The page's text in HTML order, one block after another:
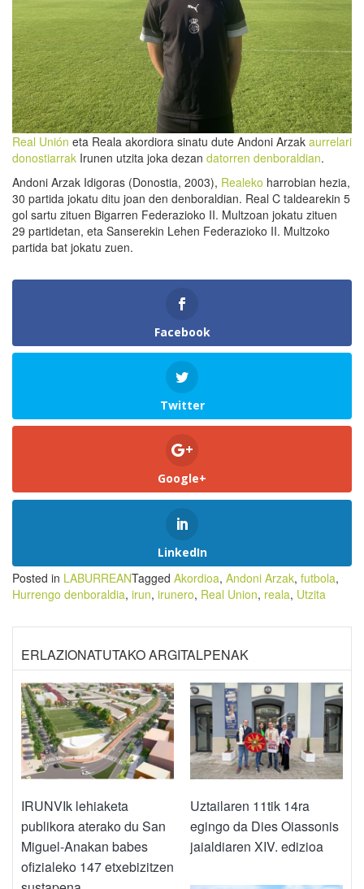
Real Unión eta Reala akordiora sinatu dute Andoni Arzak aurrelari
donostiarrak Irunen utzita joka dezan datorren denboraldian.
Andoni Arzak Idigoras (Donostia, 2003), Realeko harrobian hezia,
30 partida jokatu ditu joan den denboraldian. Real C taldearekin 5
gol sartu zituen Bigarren Federazioko II. Multzoan jokatu zituen
29 partidetan, eta Sanserekin Lehen Federazioko II. Multzoko
partida bat jokatu zuen.
Facebook
Twitter
Google+
LinkedIn
Posted in LABURREANTagged Akordioa, Andoni Arzak, futbola,
Hurrengo denboraldia, irun, irunero, Real Union, reala, Utzita
ERLAZIONATUTAKO ARGITALPENAK
IRUNVIk lehiaketa
publikora aterako du San
Miguel-Anakan babes
ofizialeko 147 etxebizitzen
Uztailaren 11tik 14ra
egingo da Dies Oiassonis
jaialdiaren XIV. edizioa